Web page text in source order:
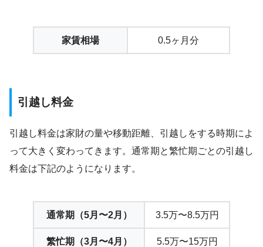
家賃相場 0.5ヶ月分
引越し料金
引越し料金は家財の量や移動距離、引越しをする時期によ
って大きく変わってきます。通常期と繁忙期ごとの引越し
料金は下記のようになります。
通常期（5月〜2月） 3.5万〜8.5万円
繁忙期（3月〜4月） 5.5万〜15万円